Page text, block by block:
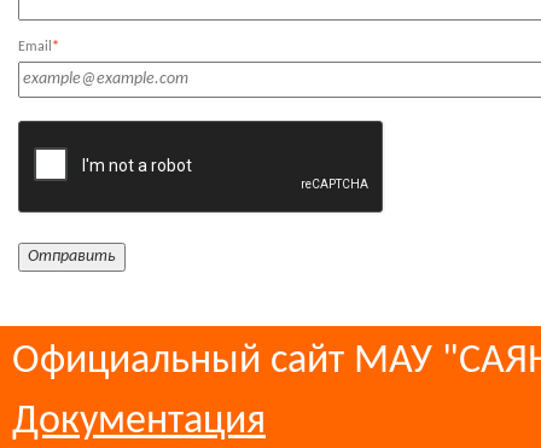
Email *
Официальный сайт МАУ
Документация